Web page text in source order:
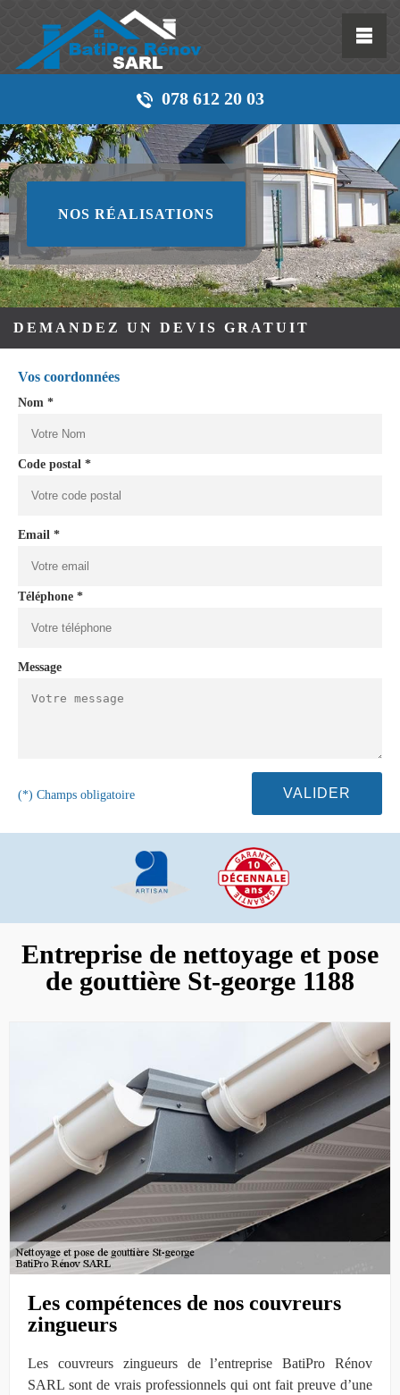
078 612 20 03
NOS RÉALISATIONS
DEMANDEZ UN DEVIS GRATUIT
Vos coordonnées
Nom *
Code postal *
Email *
Téléphone *
Message
(*) Champs obligatoire
Entreprise de nettoyage et pose
de gouttière St-george 1188
Les compétences de nos couvreurs
zingueurs
Les couvreurs zingueurs de l’entreprise BatiPro Rénov
SARL sont de vrais professionnels qui ont fait preuve d’une